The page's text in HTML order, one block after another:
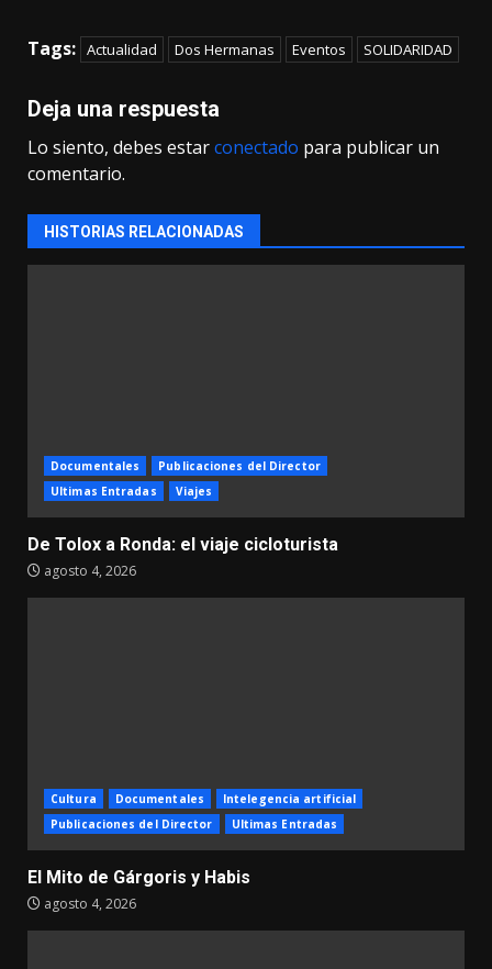
Tags: Actualidad Dos Hermanas Eventos SOLIDARIDAD
Deja una respuesta
Lo siento, debes estarconectado para publicar un
comentario.
HISTORIAS RELACIONADAS
Documentales
Publicaciones del Director
Ultimas Entradas
Viajes
De Tolox a Ronda: el viaje cicloturista
agosto 4, 2026
Cultura Documentales
Intelegencia artificial
Publicaciones del Director
Ultimas Entradas
El Mito de Gárgoris y Habis
agosto 4, 2026